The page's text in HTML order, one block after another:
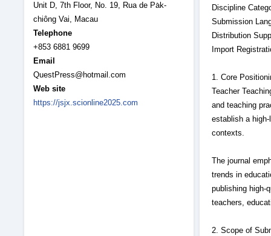
Unit D, 7th Floor, No. 19, Rua de Pa̍k-
chiông Vai, Macau
Telephone
+853 6881 9699
Email
QuestPress@hotmail.com
Web site
https://jsjx.scionline2025.com
Discipline
Submission
Distribution
Import
1. Core
Teacher
and teaching
establish a
contexts.
The journal
trends in
publishing high-
teachers,
2. Scope of